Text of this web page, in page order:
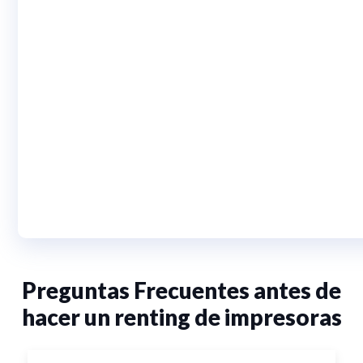
Preguntas Frecuentes antes de
hacer un renting de impresoras